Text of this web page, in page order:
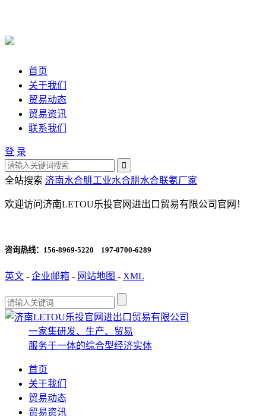
首页
关于我们
贸易动态
贸易资讯
联系我们
登 录
全站搜索 济南水合肼工业水合肼水合联氨厂家
欢迎访问济南LETOU乐投官网进出口贸易有限公司官网！
咨询热线： 156-8969-5220 197-0700-6289
英文 - 企业邮箱 - 网站地图 - XML
一家集研发、生产、贸易
服务于一体的综合型经济实体
首页
关于我们
贸易动态
贸易资讯